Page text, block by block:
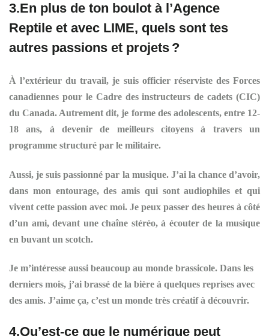
3.En plus de ton boulot à l’Agence
Reptile et avec LIME, quels sont tes
autres passions et projets ?
À l’extérieur du travail, je suis officier réserviste des Forces
canadiennes pour le Cadre des instructeurs de cadets (CIC)
du Canada. Autrement dit, je forme des adolescents, entre 12-
18 ans, à devenir de meilleurs citoyens à travers un
programme structuré par le militaire.
Aussi, je suis passionné par la musique. J’ai la chance d’avoir,
dans mon entourage, des amis qui sont audiophiles et qui
vivent cette passion avec moi. Je peux passer des heures à côté
d’un ami, devant une chaîne stéréo, à écouter de la musique
en buvant un scotch.
Je m’intéresse aussi beaucoup au monde brassicole. Dans les
derniers mois, j’ai brassé de la bière à quelques reprises avec
des amis. J’aime ça, c’est un monde très créatif à découvrir.
4.Qu’est-ce que le numérique peut